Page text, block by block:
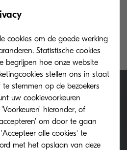
contacteer ons
link. We doen er alles aan
verder te helpen.
op met ons.
graag verder.
cookies om de goede werking
Statistische cookies
begrijpen hoe onze website
stellen ons in staat
stemmen op de bezoekers
uw cookievoorkeuren
hieronder, of
om door te gaan
alle cookies' te
met het opslaan van deze